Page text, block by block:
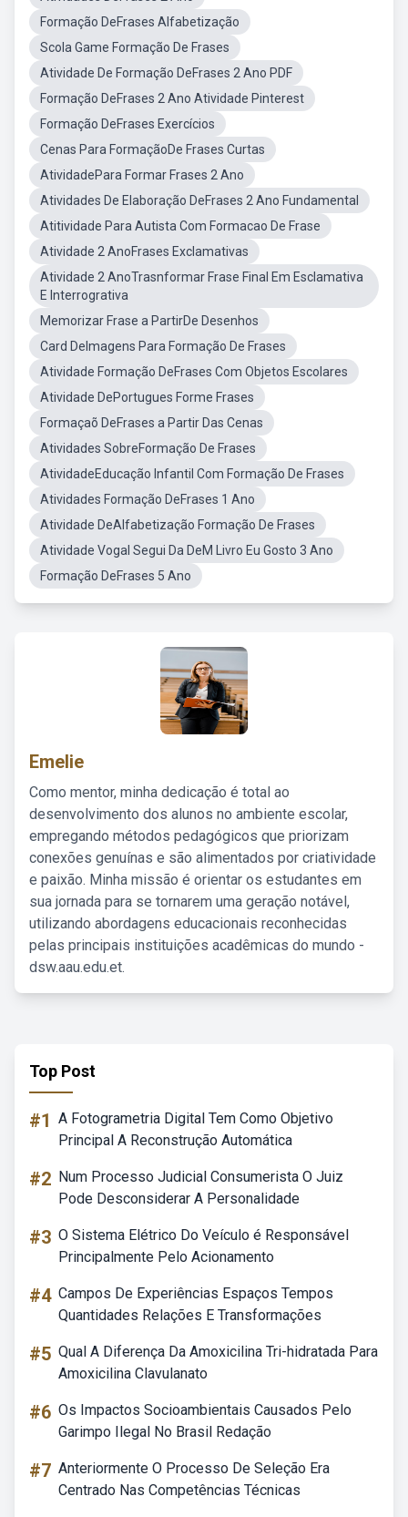
Formação DeFrases Alfabetização
Scola Game Formação De Frases
Atividade De Formação DeFrases 2 Ano PDF
Formação DeFrases 2 Ano Atividade Pinterest
Formação DeFrases Exercícios
Cenas Para FormaçãoDe Frases Curtas
AtividadePara Formar Frases 2 Ano
Atividades De Elaboração DeFrases 2 Ano Fundamental
Atitividade Para Autista Com Formacao De Frase
Atividade 2 AnoFrases Exclamativas
Atividade 2 AnoTrasnformar Frase Final Em Esclamativa
E Interrogrativa
Memorizar Frase a PartirDe Desenhos
Card DeImagens Para Formação De Frases
Atividade Formação DeFrases Com Objetos Escolares
Atividade DePortugues Forme Frases
Formaçaõ DeFrases a Partir Das Cenas
Atividades SobreFormação De Frases
AtividadeEducação Infantil Com Formação De Frases
Atividades Formação DeFrases 1 Ano
Atividade DeAlfabetização Formação De Frases
Atividade Vogal Segui Da DeM Livro Eu Gosto 3 Ano
Formação DeFrases 5 Ano
Emelie
Como mentor, minha dedicação é total ao
desenvolvimento dos alunos no ambiente escolar,
empregando métodos pedagógicos que priorizam
conexões genuínas e são alimentados por criatividade
e paixão. Minha missão é orientar os estudantes em
sua jornada para se tornarem uma geração notável,
utilizando abordagens educacionais reconhecidas
pelas principais instituições acadêmicas do mundo -
dsw.aau.edu.et.
Top Post
#1 A Fotogrametria Digital Tem Como Objetivo
Principal A Reconstrução Automática
#2 Num Processo Judicial Consumerista O Juiz
Pode Desconsiderar A Personalidade
#3 O Sistema Elétrico Do Veículo é Responsável
Principalmente Pelo Acionamento
#4 Campos De Experiências Espaços Tempos
Quantidades Relações E Transformações
#5 Qual A Diferença Da Amoxicilina Tri-hidratada Para
Amoxicilina Clavulanato
#6 Os Impactos Socioambientais Causados Pelo
Garimpo Ilegal No Brasil Redação
#7 Anteriormente O Processo De Seleção Era
Centrado Nas Competências Técnicas